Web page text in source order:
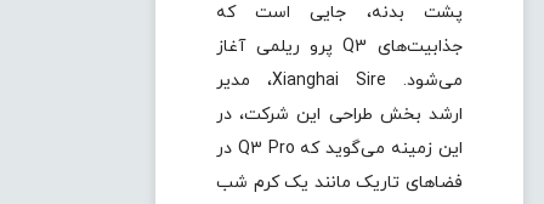
پشت بدنه، جایی است که
جذابیت‌های Q3 پرو ریلمی آغاز
می‌شود. Xianghai Sire، مدیر
ارشد بخش طراحی این شرکت، در
این زمینه می‌گوید که Q3 Pro در
فضاهای تاریک مانند یک کرم شب